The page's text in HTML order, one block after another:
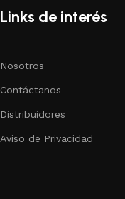
Links de interés
Nosotros
Contáctanos
Distribuidores
Aviso de Privacidad